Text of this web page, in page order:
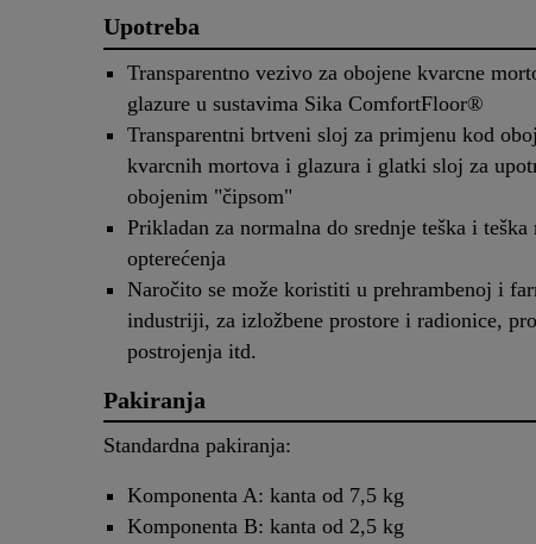
Upotreba
Transparentno vezivo za obojene kvarcne
glazure u sustavima Sika ComfortFloor®
Transparentni brtveni sloj za primjenu kod
kvarcnih mortova i glazura i glatki sloj za
obojenim "čipsom"
Prikladan za normalna do srednje teška i teška
opterećenja
Naročito se može koristiti u prehrambenoj i
industriji, za izložbene prostore i radionice,
postrojenja itd.
Pakiranja
Standardna pakiranja:
Komponenta A: kanta od 7,5 kg
Komponenta B: kanta od 2,5 kg